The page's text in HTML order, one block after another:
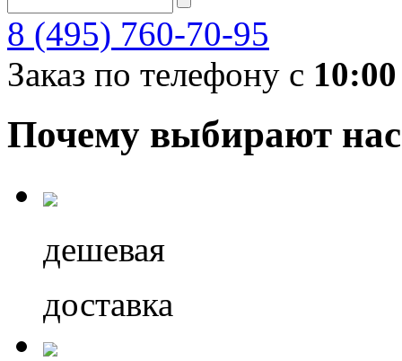
8 (495) 760-70-95
Заказ по телефону с 10:00
Почему выбирают нас
дешевая
доставка